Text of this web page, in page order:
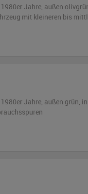
Jahre, außen
mit kleineren bis
Jahre, außen grün,